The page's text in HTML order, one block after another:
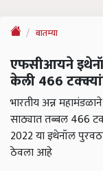
बातम्या
एफसीआयने
केली 466
भारतीय अन्न
साठ्यात तब्बल 466
2022 या इथेनॉल
ठेवला आहे